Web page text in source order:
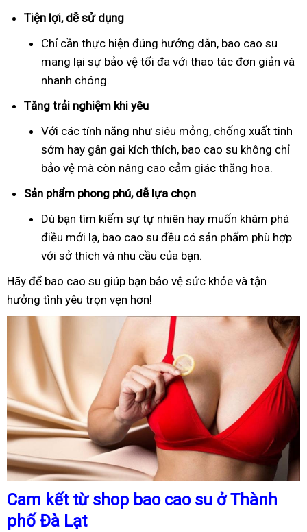
Tiện lợi, dễ sử dụng
Chỉ cần thực hiện đúng hướng dẫn, bao cao su
mang lại sự bảo vệ tối đa với thao tác đơn giản và
nhanh chóng.
Tăng trải nghiệm khi yêu
Với các tính năng như siêu mỏng, chống xuất tinh
sớm hay gân gai kích thích, bao cao su không chỉ
bảo vệ mà còn nâng cao cảm giác thăng hoa.
Sản phẩm phong phú, dễ lựa chọn
Dù bạn tìm kiếm sự tự nhiên hay muốn khám phá
điều mới lạ, bao cao su đều có sản phẩm phù hợp
với sở thích và nhu cầu của bạn.
Hãy để bao cao su giúp bạn bảo vệ sức khỏe và tận
hưởng tình yêu trọn vẹn hơn!
Cam kết từ shop bao cao su ở Thành
phố Đà Lạt